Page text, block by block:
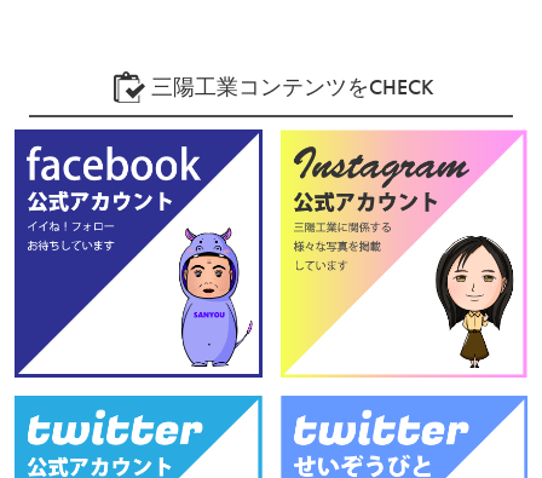
三陽工業コンテンツをCHECK